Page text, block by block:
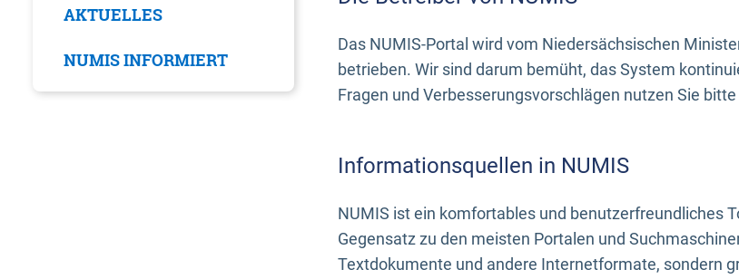
AKTUELLES
NUMIS INFORMIERT
Das NUMIS-Portal wird vom Niedersächsischen
betrieben. Wir sind darum bemüht, das System
Fragen und Verbesserungsvorschlägen nutzen Sie
Informationsquellen in NUMIS
NUMIS ist ein komfortables und benutzerfreundliches
Gegensatz zu den meisten Portalen und
Textdokumente und andere Internetformate, sondern